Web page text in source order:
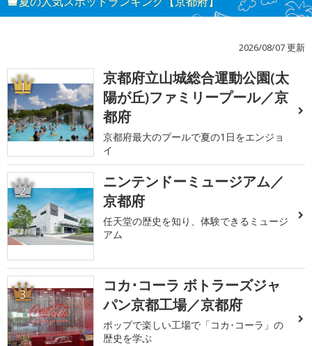
2026/08/07 更新
1
京都府立山城総合運動公園(太
陽が丘)ファミリープール／京
都府
京都府最大のプールで夏の1日をエンジョ
イ
2
ニンテンドーミュージアム／
京都府
任天堂の歴史を知り、体験できるミュージ
アム
3
コカ･コーラ ボトラーズジャ
パン京都工場／京都府
ポップで楽しい工場で「コカ･コーラ」の
歴史を学ぶ